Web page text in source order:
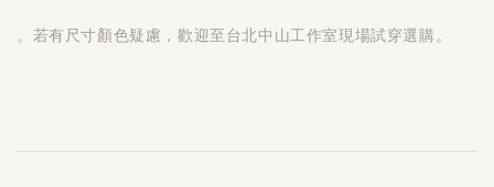
。若有尺寸顏色疑慮，歡迎至台北中山工作室現場試穿選購。